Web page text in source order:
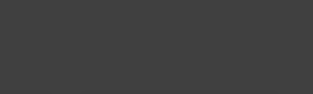
Bros
vänner